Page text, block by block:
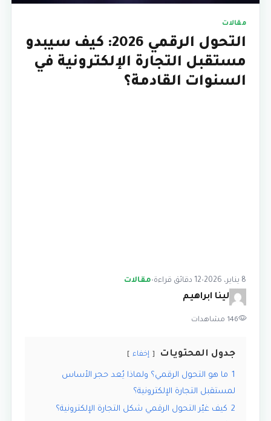
مقالات
التحول الرقمي 2026: كيف سيبدو
مستقبل التجارة الإلكترونية في
السنوات القادمة؟
8 يناير، 2026 •12 دقائق قراءة •مقالات
لينا ابراهيم
146 مشاهدات
جدول المحتويات إخفاء
1 ما هو التحول الرقمي؟ ولماذا يُعد حجر الأساس
لمستقبل التجارة الإلكترونية؟
2 كيف غيّر التحول الرقمي شكل التجارة الإلكترونية؟